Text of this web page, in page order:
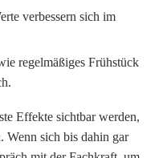
verbessern sich im
regelmäßiges Frühstück
Effekte sichtbar werden,
Wenn sich bis dahin gar